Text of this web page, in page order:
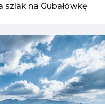
szlak na Gubałówkę